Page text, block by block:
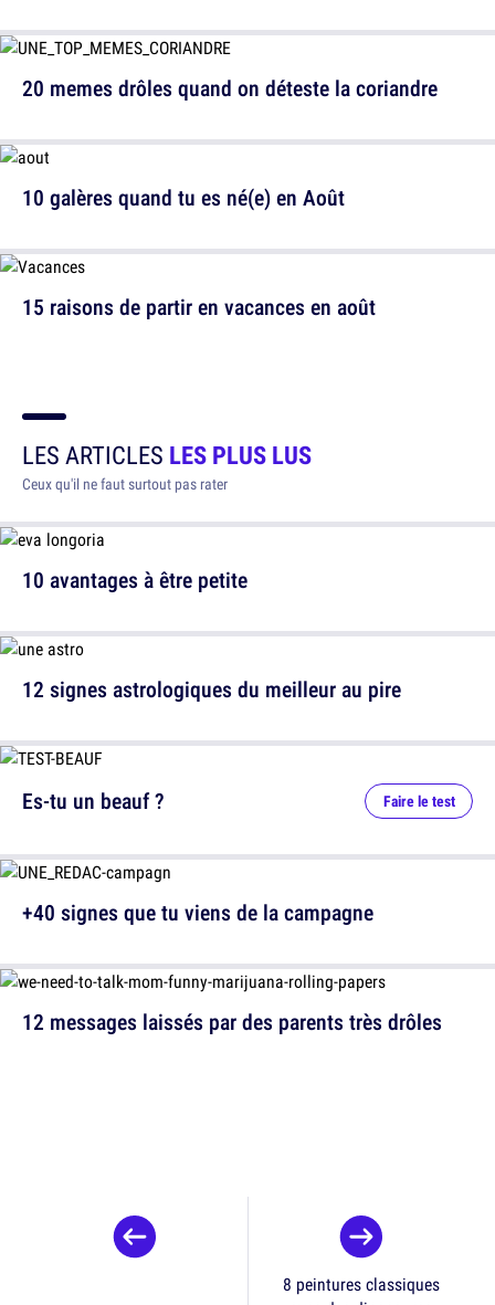
10 galères quand tu es né(e) en Août
20 memes drôles quand on déteste la coriandre
15 raisons de partir en vacances en août
LES ARTICLES LES PLUS LUS
Ceux qu'il ne faut surtout pas rater
10 avantages à être petite
12 signes astrologiques du meilleur au pire
12 messages laissés par des parents très drôles
Es-tu un beauf ? Faire le test
+40 signes que tu viens de la campagne
8 peintures classiques